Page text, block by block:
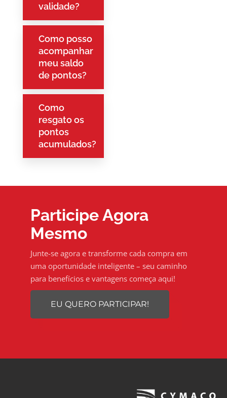
validade?
Como posso
acompanhar
meu saldo
de pontos?
Como
resgato os
pontos
acumulados?
Participe Agora
Mesmo
Junte-se agora e transforme cada compra em
uma oportunidade inteligente – seu caminho
para benefícios e vantagens começa aqui!
EU QUERO PARTICIPAR!